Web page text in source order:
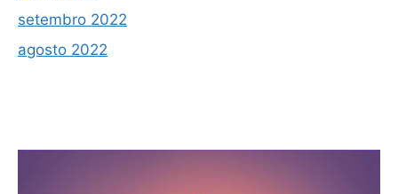
setembro 2022
agosto 2022